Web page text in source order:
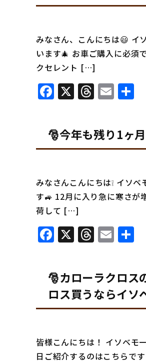
みなさん、こんにちは😃 イ
います🎄 お車ご購入に必須
クセレント […]
Facebook
X
🎅今年も残り1ヶ
みなさんこんにちは❕ イソ
す🚙 12月に入り急に寒さが
荷して […]
Facebook
X
🎅カローラクロス
ロス買うならイソ
皆様こんにちは！ イソベモ
日ご紹介するのはこちらで